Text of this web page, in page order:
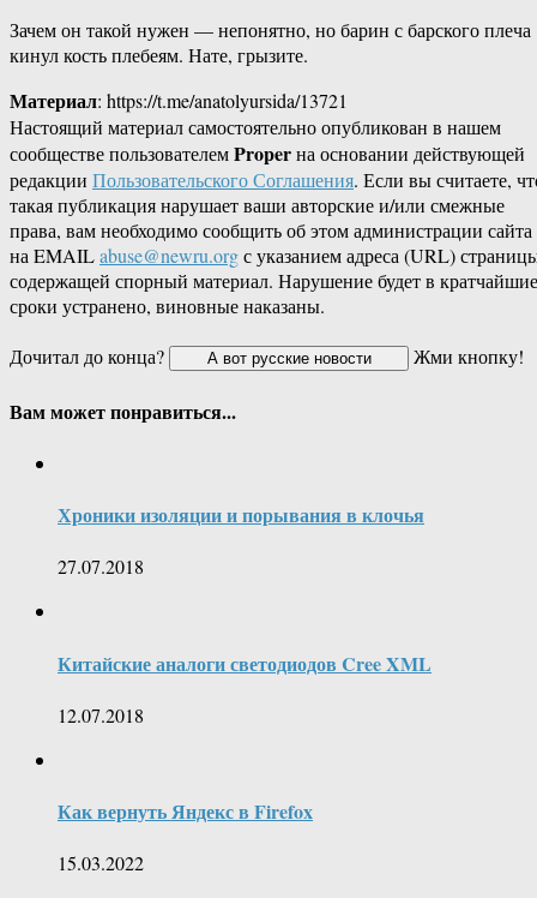
Зачем он такой нужен — непонятно, но барин с барского плеча
кинул кость плебеям. Нате, грызите.
Материал: https://t.me/anatolyursida/13721
Настоящий материал самостоятельно опубликован в нашем
сообществе пользователемProperна основании действующей
редакции Пользовательского Соглашения. Если вы считаете,
такая публикация нарушает ваши авторские и/или смежные
права, вам необходимо сообщить об этом администрации сайта
на EMAILabuse@newru.orgс указанием адреса (URL)
содержащей спорный материал. Нарушение будет в кратчайшие
сроки устранено, виновные наказаны.
Дочитал до конца?
Жми кнопку!
Вам может понравиться...
Хроники изоляции и порывания в клочья
27.07.2018
Китайские аналоги светодиодов Cree XML
12.07.2018
Как вернуть Яндекс в Firefox
15.03.2022